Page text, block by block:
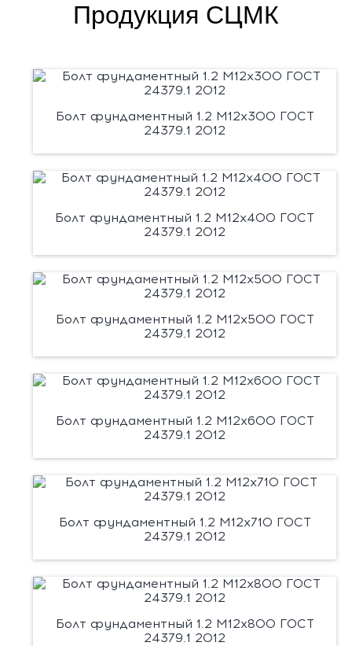
Продукция СЦМК
Болт фундаментный 1.2 М12х300 ГОСТ
24379.1 2012
Болт фундаментный 1.2 М12х400 ГОСТ
24379.1 2012
Болт фундаментный 1.2 М12х500 ГОСТ
24379.1 2012
Болт фундаментный 1.2 М12х600 ГОСТ
24379.1 2012
Болт фундаментный 1.2 М12х710 ГОСТ
24379.1 2012
Болт фундаментный 1.2 М12х800 ГОСТ
24379.1 2012